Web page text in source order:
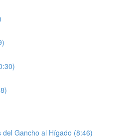
del Gancho al Hígado (8:46)